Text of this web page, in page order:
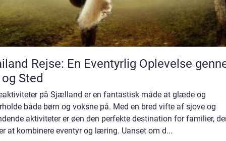
Rejse: En Eventyrlig Oplevelse
Sted
på Sjælland er en fantastisk måde at glæde og
både børn og voksne på. Med en bred vifte af sjove og
aktiviteter er øen den perfekte destination for familier,
at kombinere eventyr og læring. Uanset om d...